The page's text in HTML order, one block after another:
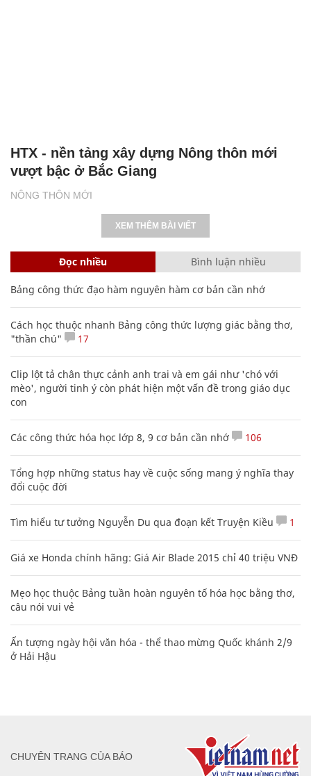
NÔNG THÔN MỚI
HTX - nền tảng xây dựng Nông thôn mới
vượt bậc ở Bắc Giang
XEM THÊM BÀI VIẾT
Đọc nhiều Bình luận nhiều
Bảng công thức đạo hàm nguyên hàm cơ bản cần nhớ
Cách học thuộc nhanh Bảng công thức lượng giác bằng thơ,
"thần chú"
17
Clip lột tả chân thực cảnh anh trai và em gái như 'chó với
mèo', người tinh ý còn phát hiện một vấn đề trong giáo dục
con
Các công thức hóa học lớp 8, 9 cơ bản cần nhớ 106
Tổng hợp những status hay về cuộc sống mang ý nghĩa thay
đổi cuộc đời
Tìm hiểu tư tưởng Nguyễn Du qua đoạn kết Truyện Kiều 1
Giá xe Honda chính hãng: Giá Air Blade 2015 chỉ 40 triệu VNĐ
Mẹo học thuộc Bảng tuần hoàn nguyên tố hóa học bằng thơ,
câu nói vui vẻ
Ấn tượng ngày hội văn hóa - thể thao mừng Quốc khánh 2/9
ở Hải Hậu
CHUYÊN TRANG CỦA BÁO